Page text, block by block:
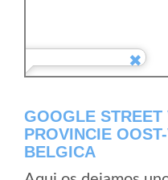
GOOGLE
PROVINCIE
BELGICA